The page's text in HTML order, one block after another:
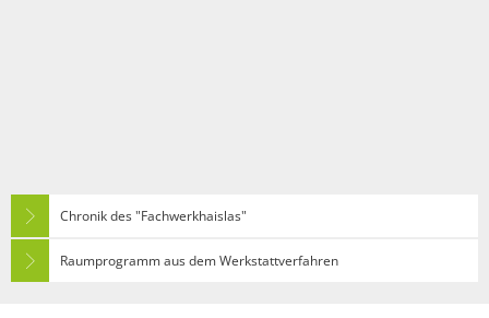
Chronik des "Fachwerkhaislas"
Raumprogramm aus dem Werkstattverfahren